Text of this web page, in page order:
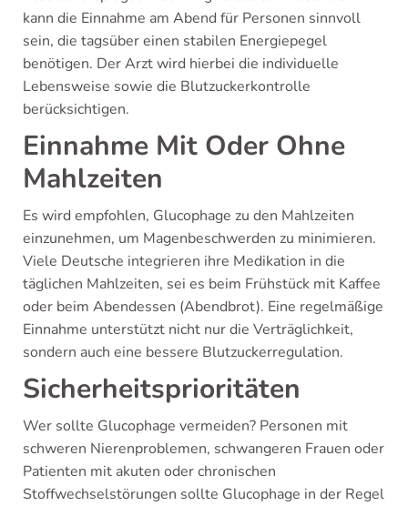
kann die Einnahme am Abend für Personen sinnvoll
sein, die tagsüber einen stabilen Energiepegel
benötigen. Der Arzt wird hierbei die individuelle
Lebensweise sowie die Blutzuckerkontrolle
berücksichtigen.
Einnahme Mit Oder Ohne
Mahlzeiten
Es wird empfohlen, Glucophage zu den Mahlzeiten
einzunehmen, um Magenbeschwerden zu minimieren.
Viele Deutsche integrieren ihre Medikation in die
täglichen Mahlzeiten, sei es beim Frühstück mit Kaffee
oder beim Abendessen (Abendbrot). Eine regelmäßige
Einnahme unterstützt nicht nur die Verträglichkeit,
sondern auch eine bessere Blutzuckerregulation.
Sicherheitsprioritäten
Wer sollte Glucophage vermeiden? Personen mit
schweren Nierenproblemen, schwangeren Frauen oder
Patienten mit akuten oder chronischen
Stoffwechselstörungen sollte Glucophage in der Regel